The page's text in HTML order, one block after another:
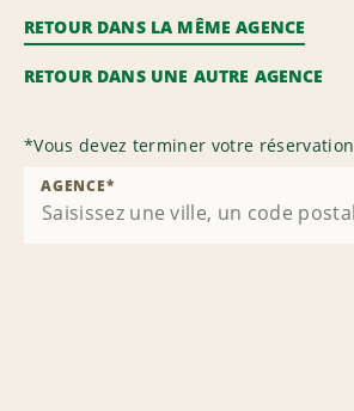
RETOUR DANS LA MÊME AGENCE
RETOUR DANS UNE AUTRE AGENCE
*Vous devez terminer votre réservation
AGENCE*